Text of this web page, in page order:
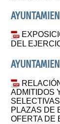
DEL
ADMITIDOS
PLAZAS DE
OFERTA DE